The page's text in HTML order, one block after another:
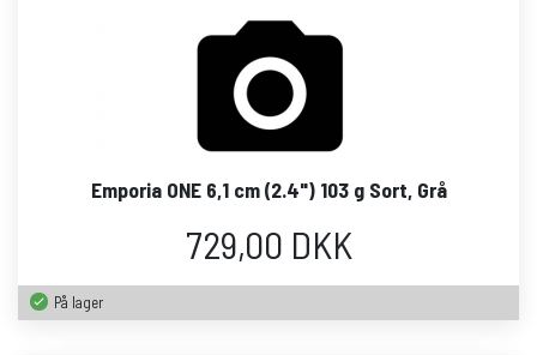
Emporia ONE 6,1 cm (2.4") 103 g Sort, Grå
729,00 DKK
På lager